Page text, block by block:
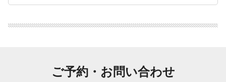
ご予約・お問い合わせ